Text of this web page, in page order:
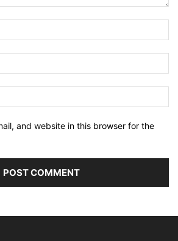
and website in this browser for the